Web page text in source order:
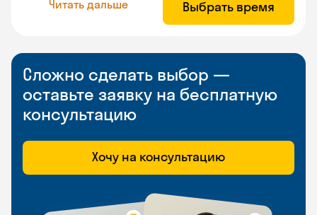
Читать дальше Выбрать время
Сложно сделать выбор —
оставьте заявку на бесплатную
консультацию
Хочу на консультацию